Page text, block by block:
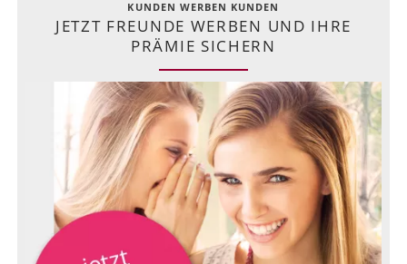
KUNDEN WERBEN KUNDEN
JETZT FREUNDE WERBEN UND IHRE
PRÄMIE SICHERN